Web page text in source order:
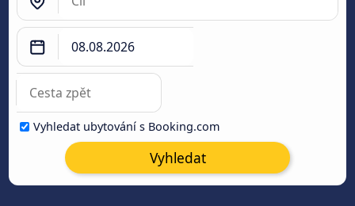
Vyhledat ubytování s Booking.com
Vyhledat